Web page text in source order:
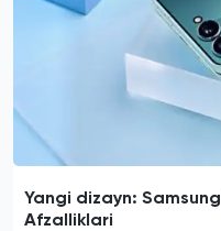
Yangi dizayn:
Afzalliklari